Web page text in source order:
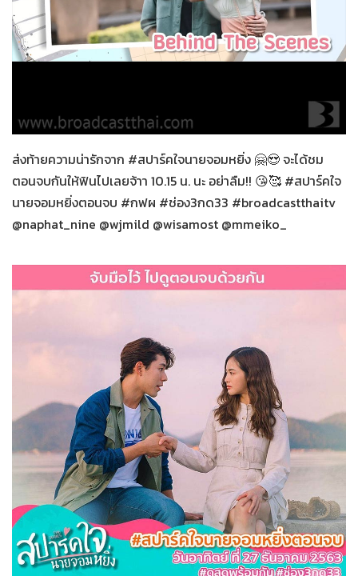
27-12-2563 สปาร์คใจนายจอมหยิ่ง
ส่งท้ายความน่ารักจาก #สปาร์คใจนายจอมหยิ่ง 🤗😍 จะได้ชม
ตอนจบกันให้ฟินไปเลยจ้าา 10.15 น. นะ อย่าลืม!! 😘🥰 #สปาร์คใจ
นายจอมหยิ่งตอนจบ #กฟผ #ช่อง3กด33 #broadcastthaitv
@naphat_nine @wjmild @wisamost @mmeiko_